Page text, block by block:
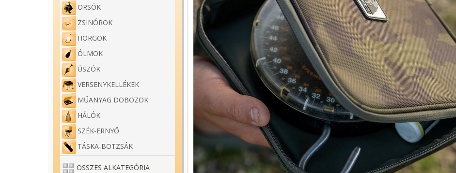
ORSÓK
ZSINÓROK
HORGOK
ÓLMOK
ÚSZÓK
VERSENYKELLÉKEK
MŰANYAG DOBOZOK
HÁLÓK
SZÉK-ERNYŐ
TÁSKA-BOTZSÁK
ÖSSZES ALKATEGÓRIA